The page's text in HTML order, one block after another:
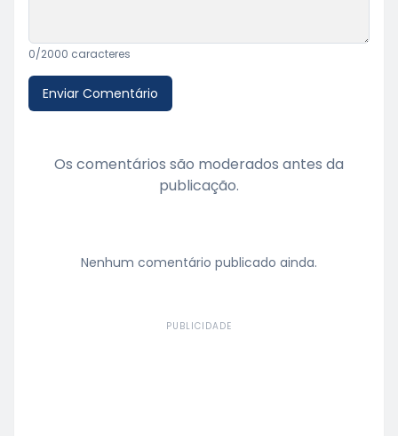
0/2000 caracteres
Enviar Comentário
Os comentários são moderados antes da
publicação.
Nenhum comentário publicado ainda.
PUBLICIDADE